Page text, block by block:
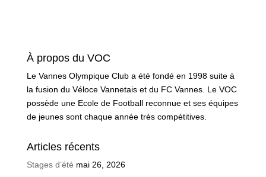
À propos du VOC
Le Vannes Olympique Club a été fondé en 1998 suite à
la fusion du Véloce Vannetais et du FC Vannes. Le VOC
possède une Ecole de Football reconnue et ses équipes
de jeunes sont chaque année très compétitives.
Articles récents
Stages d’été mai 26, 2026